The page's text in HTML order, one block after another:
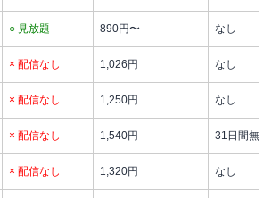
○ 見放題 890円〜 なし
× 配信なし 1,026円 なし
× 配信なし 1,250円 なし
× 配信なし 1,540円 31日間無料
× 配信なし 1,320円 なし